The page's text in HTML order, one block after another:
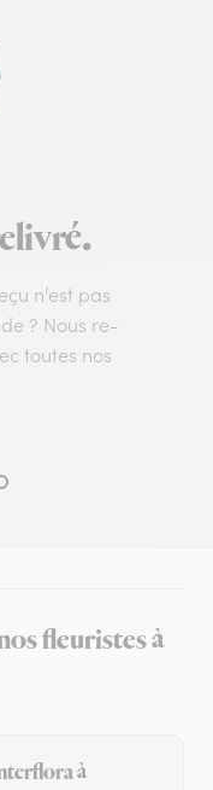
n’est pas
? Nous re-
toutes nos
fleuristes à
à